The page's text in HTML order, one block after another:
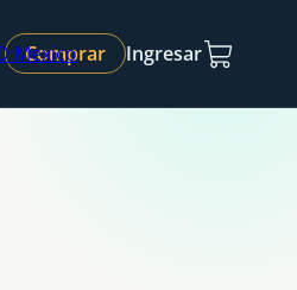
Comprar Ingresar